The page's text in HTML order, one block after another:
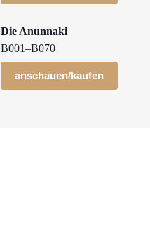
Die Anunnaki
B001–B070
anschauen/kaufen